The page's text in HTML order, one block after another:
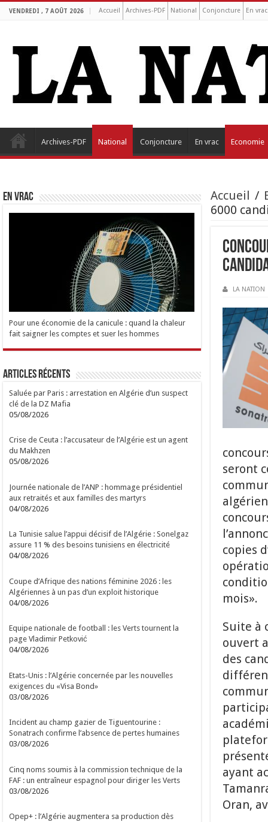
VENDREDI , 7 AOÛT 2026 Accueil Archives-PDF National Conjoncture En vrac
Archives-PDF National Conjoncture En vrac Economie
Accueil /
6000
LA NATION
seront
copies
mois».
Suite à
ouvert
des
ayant
Oran,
EN VRAC
Pour une économie de la canicule : quand la chaleur
fait saigner les comptes et suer les hommes
Articles Récents
Saluée par Paris : arrestation en Algérie d’un suspect
clé de la DZ Mafia
05/08/2026
Crise de Ceuta : l’accusateur de l’Algérie est un agent
du Makhzen
05/08/2026
Journée nationale de l’ANP : hommage présidentiel
aux retraités et aux familles des martyrs
04/08/2026
La Tunisie salue l’appui décisif de l’Algérie : Sonelgaz
assure 11 % des besoins tunisiens en électricité
04/08/2026
Coupe d’Afrique des nations féminine 2026 : les
Algériennes à un pas d’un exploit historique
04/08/2026
Equipe nationale de football : les Verts tournent la
page Vladimir Petković
04/08/2026
Etats-Unis : l’Algérie concernée par les nouvelles
exigences du «Visa Bond»
03/08/2026
Incident au champ gazier de Tiguentourine :
Sonatrach confirme l’absence de pertes humaines
03/08/2026
Cinq noms soumis à la commission technique de la
FAF : un entraîneur espagnol pour diriger les Verts
03/08/2026
Opep+ : l’Algérie augmentera sa production dès